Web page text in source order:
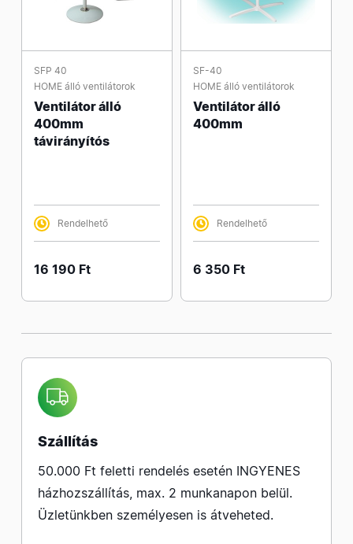
SFP 40
HOME álló ventilátorok
Ventilátor álló
400mm
távirányítós
Rendelhető
16 190 Ft
SF-40
HOME álló ventilátorok
Ventilátor álló
400mm
Rendelhető
6 350 Ft
Szállítás
50.000 Ft feletti rendelés esetén INGYENES
házhozszállítás, max. 2 munkanapon belül.
Üzletünkben személyesen is átveheted.